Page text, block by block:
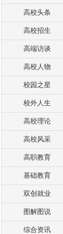
高校头条
高校招生
高端访谈
高校人物
校园之星
校外人生
高校理论
高校风采
高职教育
基础教育
双创就业
图解图说
综合资讯